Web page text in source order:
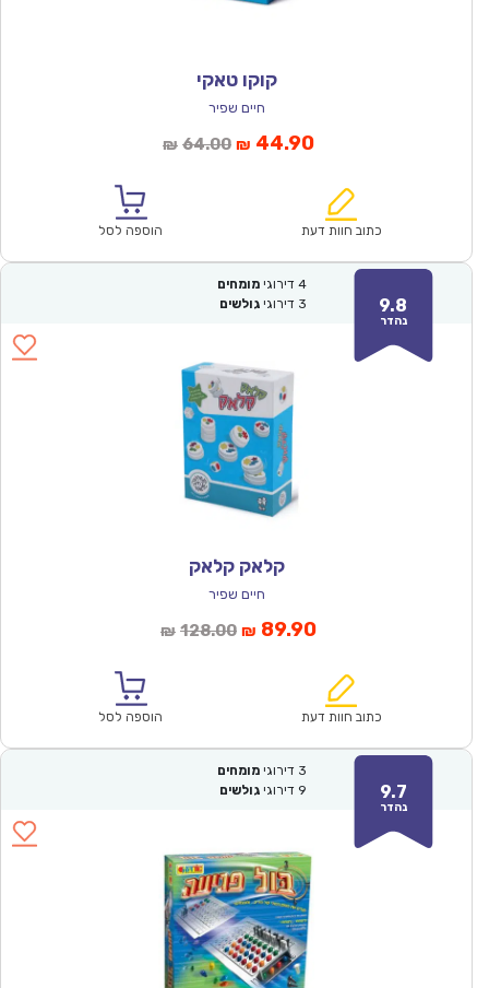
קוקו טאקי
חיים שפיר
₪ 64.00המחיר
₪64.00.
₪ 44.90המחיר
הוא:
כתוב חוות דעת הוספה לסל
9.8
נהדר
4 דירוגי מומחים
3 דירוגי גולשים
קלאק קלאק
חיים שפיר
₪ 128.00המחיר
₪128.00.
₪ 89.90המחיר
הוא:
כתוב חוות דעת הוספה לסל
9.7
נהדר
3 דירוגי מומחים
9 דירוגי גולשים